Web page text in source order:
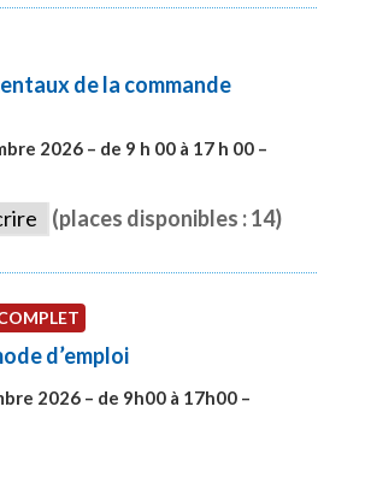
de la commande
2026 – de 9 h 00 à 17 h 00 –
(places disponibles : 14)
d’emploi
2026 – de 9h00 à 17h00 –